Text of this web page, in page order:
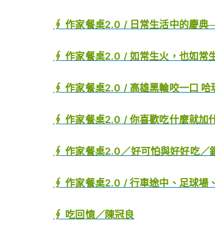
∮ 作家餐桌2.0 / 日常生活中的慶典
∮ 作家餐桌2.0 / 如常生火，也如常
∮ 作家餐桌2.0 / 高雄黑輪咬一口 哈
∮ 作家餐桌2.0 / 你喜歡吃什麼就加
∮ 作家餐桌2.0／好可怕與好好吃／
∮ 作家餐桌2.0 / 行車途中、足球場
∮ 吃回憶／陳冠良